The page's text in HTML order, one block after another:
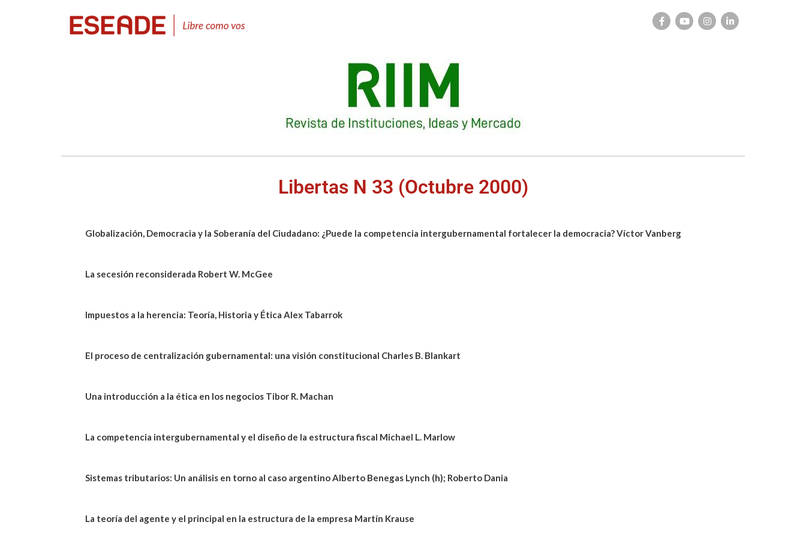
Libertas N 33 (Octubre 2000)
Globalización, Democracia y la Soberanía del Ciudadano: ¿Puede la competencia intergubernamental fortalecer la democracia? Víctor Vanberg
La secesión reconsiderada Robert W. McGee
Impuestos a la herencia: Teoría, Historia y Ética Alex Tabarrok
El proceso de centralización gubernamental: una visión constitucional Charles B. Blankart
Una introducción a la ética en los negocios Tibor R. Machan
La competencia intergubernamental y el diseño de la estructura fiscal Michael L. Marlow
Sistemas tributarios: Un análisis en torno al caso argentino Alberto Benegas Lynch (h); Roberto Dania
La teoría del agente y el principal en la estructura de la empresa Martín Krause